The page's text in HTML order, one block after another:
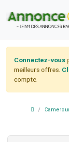
Connectez-vous
meilleurs offres.
compte.